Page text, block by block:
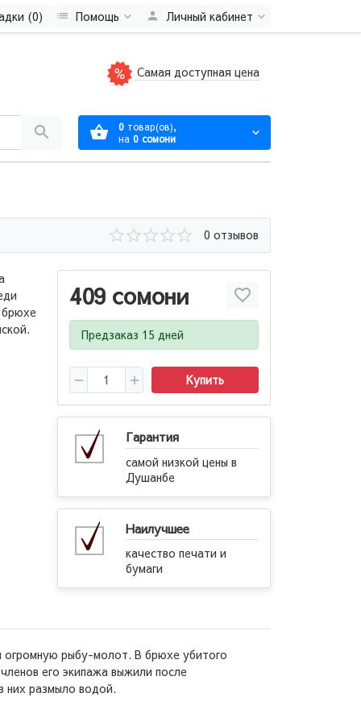
(0) Помощь Личный кабинет
Самая доступная цена
0 товар(ов),
на 0 сомони
0 отзывов
409 сомони
Предзаказ 15 дней
Купить
Гарантия
самой низкой цены в
Душанбе
Наилучшее
качество печати и
бумаги
огромную рыбу-молот. В брюхе убитого
его экипажа выжили после
них размыло водой.